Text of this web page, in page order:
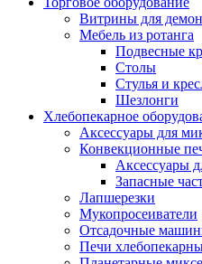
Витрины для
Мебель из ротанга
Подвесные
Столы
Стулья и
Шезлонги
Хлебопекарное
Аксессуары для
Конвекционные
Аксессуары
Запасные
Лапшерезки
Мукопросеиватели
Отсадочные
Печи